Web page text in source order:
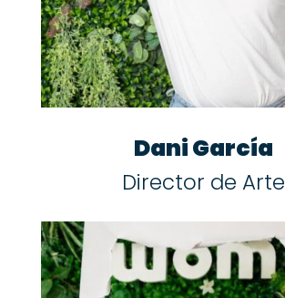
Dani García
Director de Arte